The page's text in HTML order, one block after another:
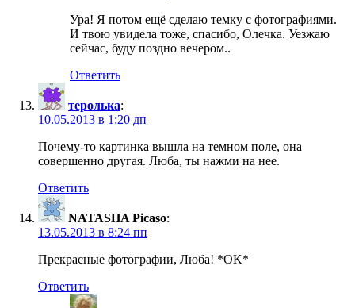
Ура! Я потом ещё сделаю темку с фотографиями.
И твою увидела тоже, спасибо, Олечка. Уезжаю
сейчас, буду поздно вечером..
Ответить
теролька:
10.05.2013 в 1:20 дп
Почему-то картинка вышла на темном поле, она
совершенно другая. Люба, ты нажми на нее.
Ответить
NATASHA Picaso:
13.05.2013 в 8:24 пп
Прекрасные фотографии, Люба! *OK*
Ответить